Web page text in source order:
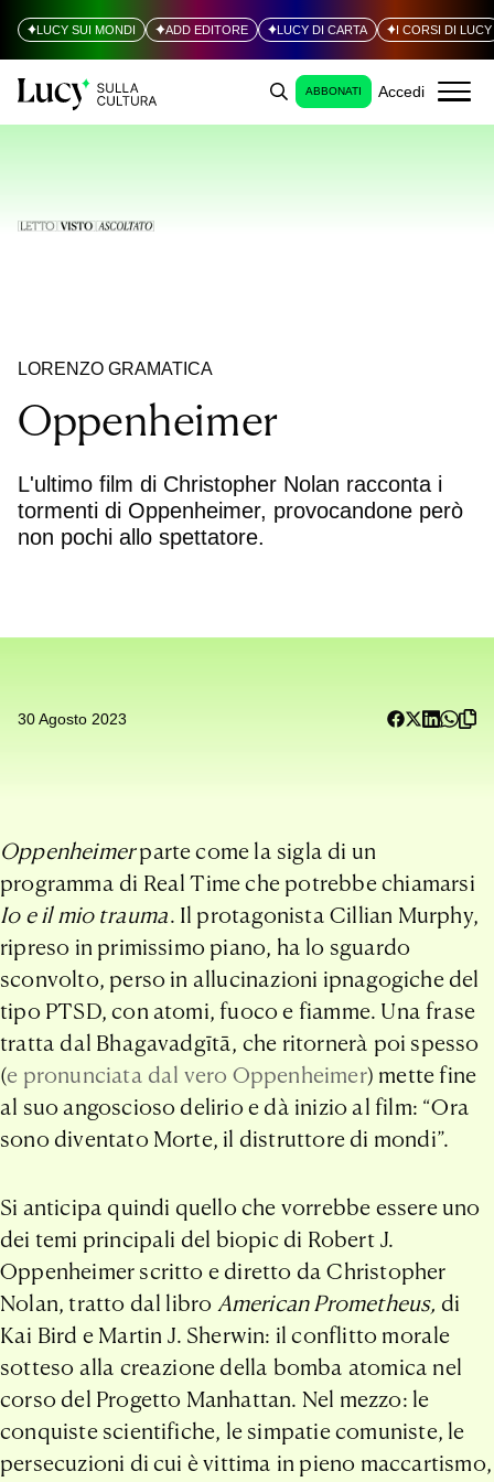
LUCY SUI MONDI ADD EDITORE LUCY DI CARTA I CORSI DI LUCY
ABBONATI Accedi
LORENZO GRAMATICA
Oppenheimer
L'ultimo film di Christopher Nolan racconta i
tormenti di Oppenheimer, provocandone però
non pochi allo spettatore.
30 Agosto 2023
Oppenheimerparte come la sigla di un
programma di Real Time che potrebbe chiamarsi
Io e il mio trauma. Il protagonista Cillian Murphy,
ripreso in primissimo piano, ha lo sguardo
sconvolto, perso in allucinazioni ipnagogiche del
tipo PTSD, con atomi, fuoco e fiamme. Una frase
tratta dal Bhagavadgītā, che ritornerà poi spesso
(e pronunciata dal vero Oppenheimer) mette fine
al suo angoscioso delirio e dà inizio al film: “Ora
sono diventato Morte, il distruttore di mondi”.
Si anticipa quindi quello che vorrebbe essere uno
dei temi principali del biopic di Robert J.
Oppenheimer scritto e diretto da Christopher
Nolan, tratto dal libro American Prometheus, di
Kai Bird e Martin J. Sherwin: il conflitto morale
sotteso alla creazione della bomba atomica nel
corso del Progetto Manhattan. Nel mezzo: le
conquiste scientifiche, le simpatie comuniste, le
persecuzioni di cui è vittima in pieno maccartismo,